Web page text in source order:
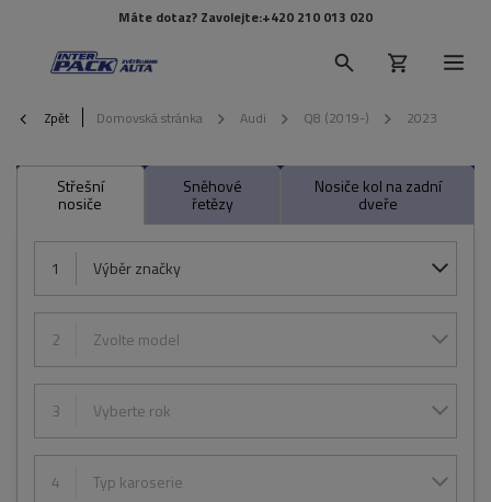
Máte dotaz? Zavolejte:+420 210 013 020
Zpět Domovská stránka Audi Q8 (2019-) 2023
Střešní
nosiče
Sněhové
řetězy
Nosiče kol na zadní
dveře
1 Výběr značky
2 Zvolte model
3 Vyberte rok
4 Typ karoserie